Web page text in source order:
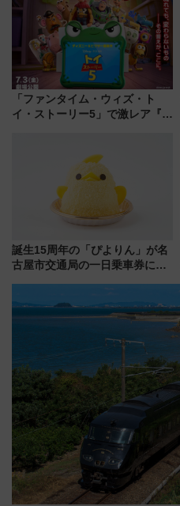
（7月18日スタート）
「ファンタイム・ウィズ・ト
イ・ストーリー5」で激レア『ロ
誕生15周年の「ぴよりん」が名
古屋市交通局の一日乗車券に！